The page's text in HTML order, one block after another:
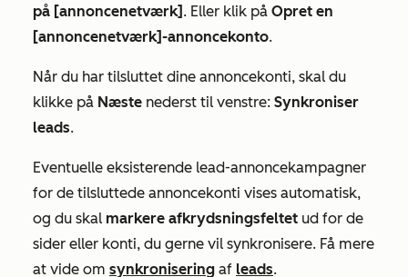
på [annoncenetværk] . Eller klik på Opret en
[annoncenetværk]-annoncekonto.
Når du har tilsluttet dine annoncekonti, skal du
klikke på Næste nederst til venstre: Synkroniser
leads.
Eventuelle eksisterende lead-annoncekampagner
for de tilsluttede annoncekonti vises automatisk,
og du skal markere afkrydsningsfeltet ud for de
sider eller konti, du gerne vil synkronisere. Få mere
at vide om synkronisering af leads.